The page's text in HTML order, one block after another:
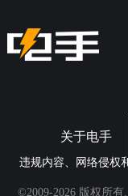
关于电手
违规内容、网络侵权
©2009-2026 版权所有.